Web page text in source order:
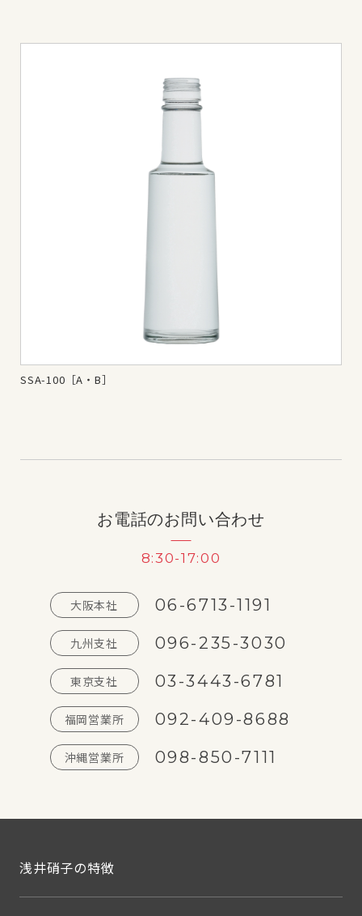
SSA-100［A・B］
お電話のお問い合わせ
8:30-17:00
大阪本社 06-6713-1191
九州支社 096-235-3030
東京支社 03-3443-6781
福岡営業所 092-409-8688
沖縄営業所 098-850-7111
浅井硝子の特徴